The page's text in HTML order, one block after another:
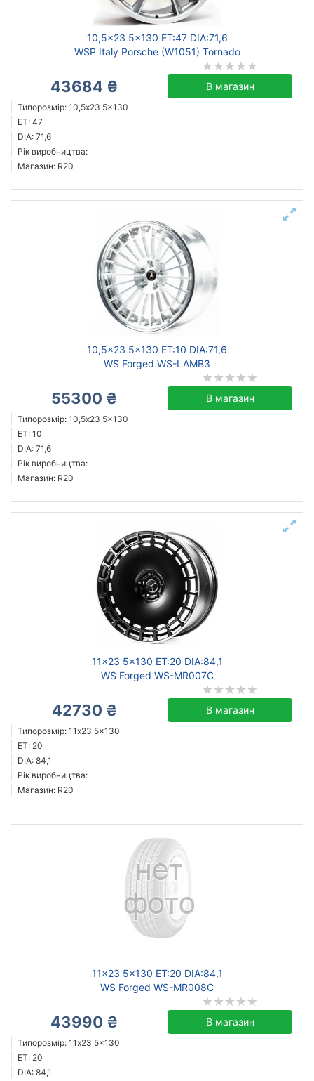
10,5x23 5x130 ET:47 DIA:71,6
WSP Italy Porsche (W1051) Tornado
43684 ₴ В магазин
Типорозмір: 10,5x23 5x130
ET: 47
DIA: 71,6
Рік виробництва:
Магазин: R20
10,5x23 5x130 ET:10 DIA:71,6
WS Forged WS-LAMB3
55300 ₴ В магазин
Типорозмір: 10,5x23 5x130
ET: 10
DIA: 71,6
Рік виробництва:
Магазин: R20
11x23 5x130 ET:20 DIA:84,1
WS Forged WS-MR007C
42730 ₴ В магазин
Типорозмір: 11x23 5x130
ET: 20
DIA: 84,1
Рік виробництва:
Магазин: R20
11x23 5x130 ET:20 DIA:84,1
WS Forged WS-MR008C
43990 ₴ В магазин
Типорозмір: 11x23 5x130
ET: 20
DIA: 84,1